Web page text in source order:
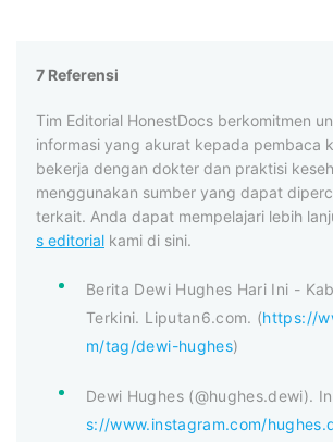
7 Referensi
Tim Editorial HonestDocs berkomitmen
informasi yang akurat kepada pembaca
bekerja dengan dokter dan praktisi
menggunakan sumber yang dapat
terkait. Anda dapat mempelajari lebih
s editorial kami di sini.
Berita Dewi Hughes Hari Ini -
Terkini. Liputan6.com. (https://
m/tag/dewi-hughes)
Dewi Hughes (@hughes.dewi).
s://www.instagram.com/